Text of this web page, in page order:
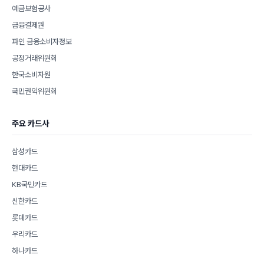
예금보험공사
금융결제원
파인 금융소비자정보
공정거래위원회
한국소비자원
국민권익위원회
주요 카드사
삼성카드
현대카드
KB국민카드
신한카드
롯데카드
우리카드
하나카드